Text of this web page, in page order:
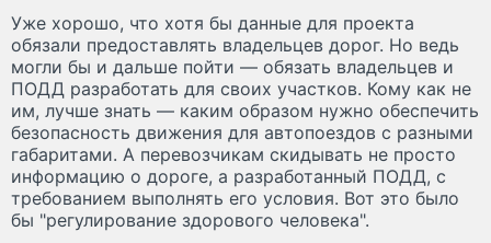
Уже хорошо, что хотя бы данные для проекта
обязали предоставлять владельцев дорог. Но ведь
могли бы и дальше пойти — обязать владельцев и
ПОДД разработать для своих участков. Кому как не
им, лучше знать — каким образом нужно обеспечить
безопасность движения для автопоездов с разными
габаритами. А перевозчикам скидывать не просто
информацию о дороге, а разработанный ПОДД, с
требованием выполнять его условия. Вот это было
бы "регулирование здорового человека".